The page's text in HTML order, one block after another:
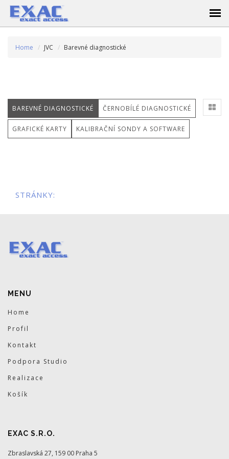
Home JVC Barevné diagnostické
BAREVNÉ DIAGNOSTICKÉ ČERNOBÍLÉ DIAGNOSTICKÉ
GRAFICKÉ KARTY KALIBRAČNÍ SONDY A SOFTWARE
STRÁNKY:
MENU
Home
Profil
Kontakt
Podpora Studio
Realizace
Košík
EXAC S.R.O.
Zbraslavská 27, 159 00 Praha 5